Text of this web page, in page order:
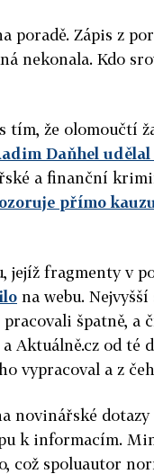
poradě. Zápis z
nekonala. Kdo
tím, že olomoučtí
Daňhel udělal
a finanční
přímo kauzu
jejíž fragmenty v
na webu.
špatně, a
Aktuálně.cz od té
vypracoval a z
novinářské dotazy
k informacím.
což spoluautor